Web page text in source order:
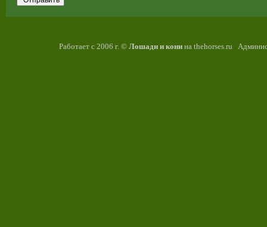
Работает с 2006 г. © Лошади и конина thehorses.ru